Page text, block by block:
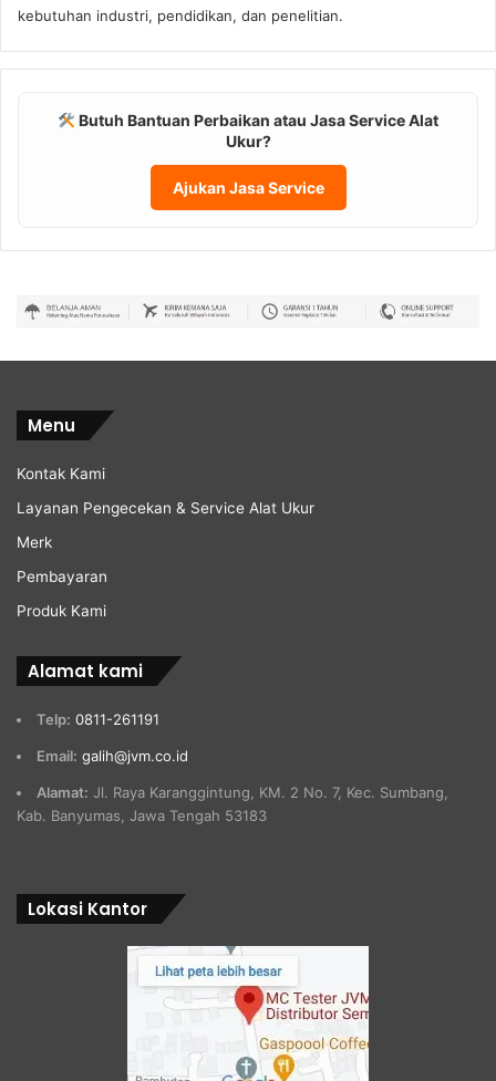
kebutuhan industri, pendidikan, dan penelitian.
Butuh Bantuan Perbaikan atau Jasa Service Alat
Ukur?
Ajukan Jasa Service
Menu
Kontak Kami
Layanan Pengecekan & Service Alat Ukur
Merk
Pembayaran
Produk Kami
Alamat kami
Telp: 0811-261191
Email: galih@jvm.co.id
Alamat: Jl. Raya Karanggintung, KM. 2 No. 7, Kec. Sumbang,
Kab. Banyumas, Jawa Tengah 53183
Lokasi Kantor